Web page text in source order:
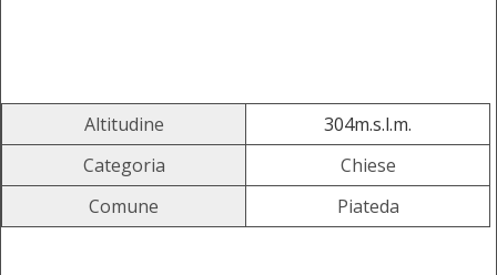
Altitudine
304m.s.l.m.
Categoria
Chiese
Comune
Piateda